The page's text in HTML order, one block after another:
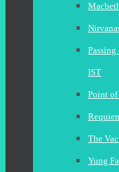
IST
Point of
The
Yung